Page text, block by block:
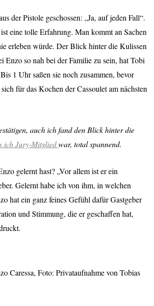
der Pistole geschossen: „Ja, auf jeden Fall“.
eine tolle Erfahrung. Man kommt an Sachen
erleben würde. Der Blick hinter die Kulissen
Enzo so nah bei der Familie zu sein, hat Tobi
1 Uhr saßen sie noch zusammen, bevor
für das Kochen der Cassoulet am nächsten
auch ich fand den Blick hinter die
ich Jury-Mitgliedwar, total spannend.
gelernt hast? „Vor allem ist er ein
Gelernt habe ich von ihm, in welchen
hat ein ganz feines Gefühl dafür Gastgeber
und Stimmung, die er geschaffen hat,
Caressa, Foto: Privataufnahme von Tobias